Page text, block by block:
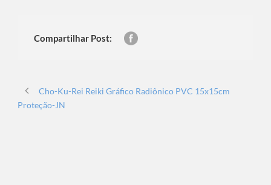
Compartilhar Post:
Cho-Ku-Rei Reiki Gráfico Radiônico PVC 15x15cm
Proteção-JN